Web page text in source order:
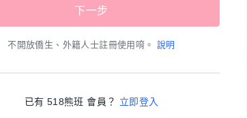
不開放僑生、外籍人士註冊使用唷。 說明
已有 518熊班 會員？ 立即登入